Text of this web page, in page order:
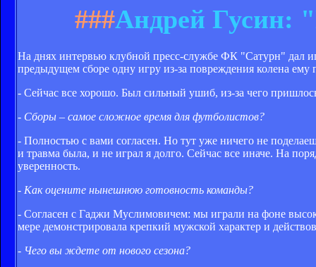
###Андрей Гусин:
На днях интервью клубной пресс-службе ФК "Сатурн" дал
предыдущем сборе одну игру из-за повреждения колена ему
- Сейчас все хорошо. Был сильный ушиб, из-за чего
- Сборы – самое сложное время для футболистов?
- Полностью с вами согласен. Но тут уже ничего не
и травма была, и не играл я долго. Сейчас все иначе. На
уверенность.
- Как оцените нынешнюю готовность команды?
- Согласен с Гаджи Муслимовичем: мы играли на фоне
мере демонстрировала крепкий мужской характер и
- Чего вы ждете от нового сезона?